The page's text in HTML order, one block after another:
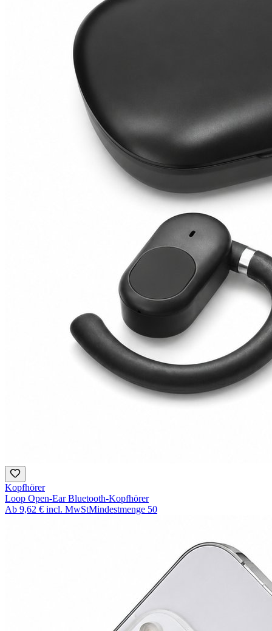
Kopfhörer
Loop Open-Ear Bluetooth-Kopfhörer
Ab 9,62 € incl. MwStMindestmenge 50